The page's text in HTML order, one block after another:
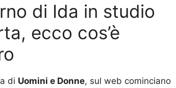
di Ida in studio
ecco cos’è
di Uomini e Donne, sul web cominciano